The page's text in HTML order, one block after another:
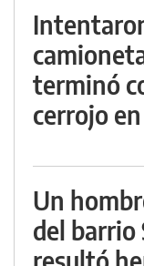
terminó
cerrojo
Un
del barrio